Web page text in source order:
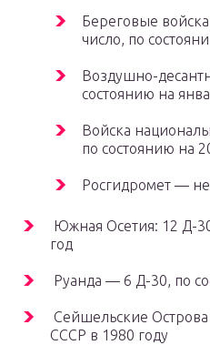
Береговые
число, по
Воздушно-
состоянию на
Войска
по состоянию на
Росгидромет —
Южная Осетия: 12 Д-
год
Руанда — 6 Д-30, по
Сейшельские
СССР в 1980 году